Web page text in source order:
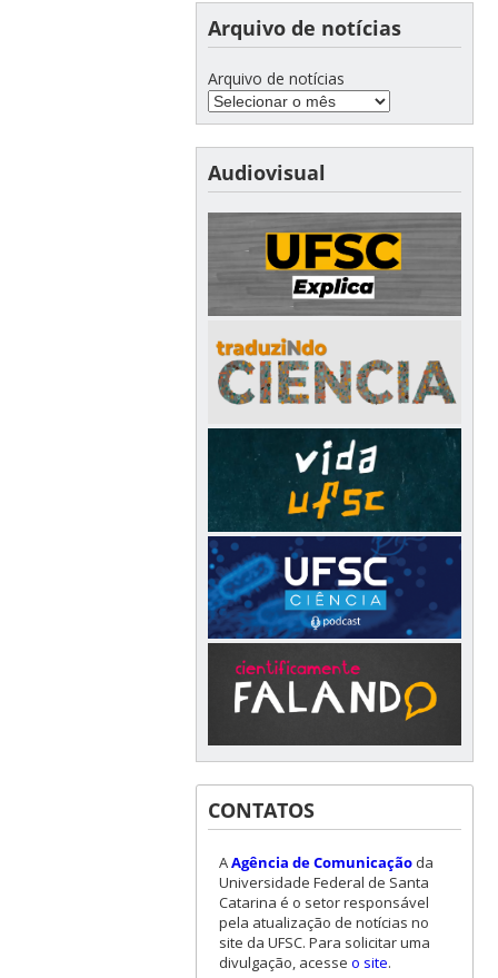
Arquivo de notícias
Arquivo de notícias
Audiovisual
CONTATOS
AAgência de Comunicaçãoda
Universidade Federal de Santa
Catarina é o setor responsável
pela atualização de notícias no
site da UFSC. Para solicitar uma
divulgação, acesse o site.